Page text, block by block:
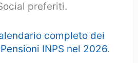
preferiti.
completo dei
INPS nel 2026.